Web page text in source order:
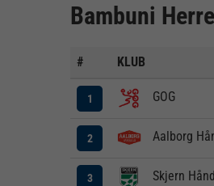
Bambuni
# KLUB
1 GOG
2 Aalborg
3 Skjern